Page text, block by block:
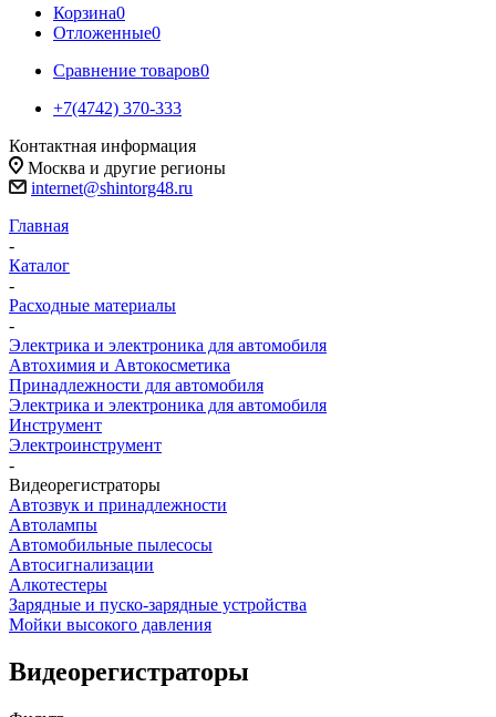
Корзина0
Отложенные0
Сравнение товаров0
+7(4742) 370-333
Контактная информация
Москва и другие регионы
internet@shintorg48.ru
Главная
-
Каталог
-
Расходные материалы
-
Электрика и электроника для автомобиля
Автохимия и Автокосметика
Принадлежности для автомобиля
Электрика и электроника для автомобиля
Инструмент
Электроинструмент
-
Видеорегистраторы
Автозвук и принадлежности
Автолампы
Автомобильные пылесосы
Автосигнализации
Алкотестеры
Зарядные и пуско-зарядные устройства
Мойки высокого давления
Видеорегистраторы